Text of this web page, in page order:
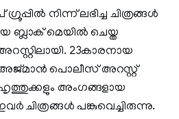
നിന്ന് ലഭിച്ച ചിത്രങ്ങള്‍
ബ്ലാക് മെയില്‍ ചെയ്ത
23കാരനായ
പൊലീസ് അറസ്റ്റ്
അംഗങ്ങളായ
ചിത്രങ്ങള്‍ പങ്കുവെച്ചിരുന്നു.